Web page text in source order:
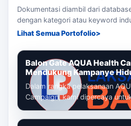
Dokumentasi diambil dari
dengan kategori atau keyword
Lihat Semua Portofolio
Balon Gate AQUA Health
Mendukung Kampanye
Gaya Hidup Aktif
Dalam rangka pelaksanaan
Campaign, kami dipercaya
dan memasang balon gate
identi...